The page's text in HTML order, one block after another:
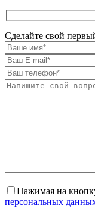
Сделайте свой
Нажимая на
персональных